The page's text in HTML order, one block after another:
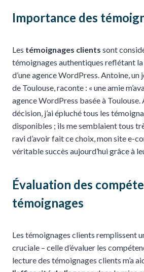
Importance des
Les témoignages clients sont
témoignages authentiques reflétant
d’une agence WordPress. Antoine, un
de Toulouse, raconte : « une amie
agence WordPress basée à Toulouse.
décision, j’ai épluché tous les
disponibles ; ils me semblaient tous
ravi d’avoir fait ce choix, mon site e-
véritable succès aujourd’hui grâce à
Évaluation des
témoignages
Les témoignages clients remplissent
cruciale – celle d’évaluer les
lecture des témoignages clients m’a